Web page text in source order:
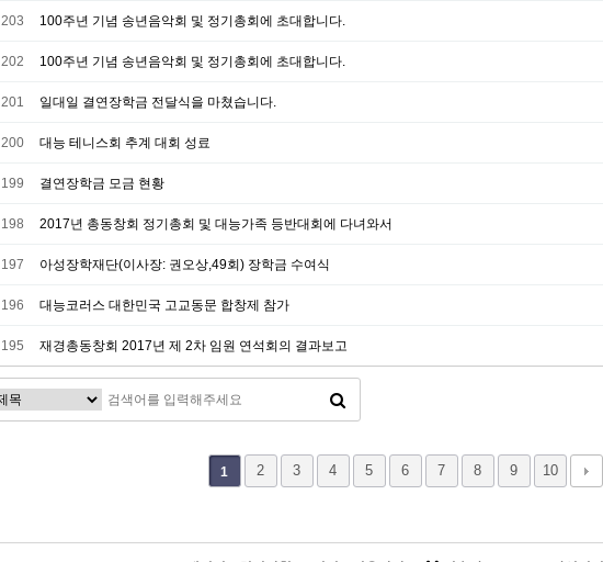
203 100주년 기념 송년음악회 및 정기총회에 초대합니다.
202 100주년 기념 송년음악회 및 정기총회에 초대합니다.
201 일대일 결연장학금 전달식을 마쳤습니다.
200 대능 테니스회 추계 대회 성료
199 결연장학금 모금 현황
198 2017년 총동창회 정기총회 및 대능가족 등반대회에 다녀와서
197 아성장학재단(이사장: 권오상,49회) 장학금 수여식
196 대능코러스 대한민국 고교동문 합창제 참가
195 재경총동창회 2017년 제 2차 임원 연석회의 결과보고
1 2 3 4 5 6 7 8 9 10